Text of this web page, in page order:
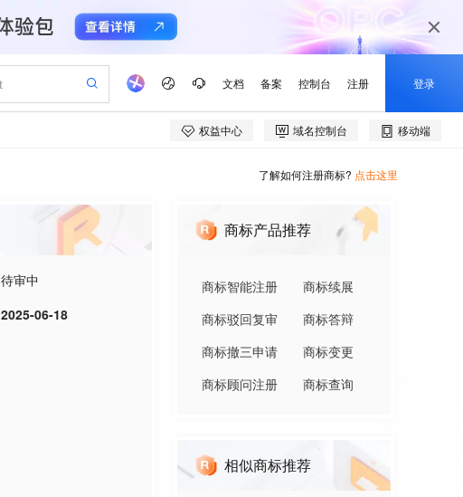
了解如何注册商标? 点击这里
待审中
2025-06-18
商标产品推荐
商标智能注册
商标续展
商标驳回复审
商标答辩
商标撤三申请
商标变更
商标顾问注册
商标查询
相似商标推荐